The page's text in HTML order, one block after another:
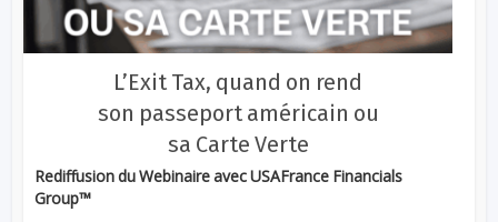
L’Exit Tax, quand on rend
son passeport américain ou
sa Carte Verte
Rediffusion du Webinaire avec USAFrance Financials
Group™